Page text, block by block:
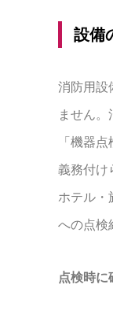
設備
消防用設
ません
「機器
義務付け
ホテル・
への点検
点検時に